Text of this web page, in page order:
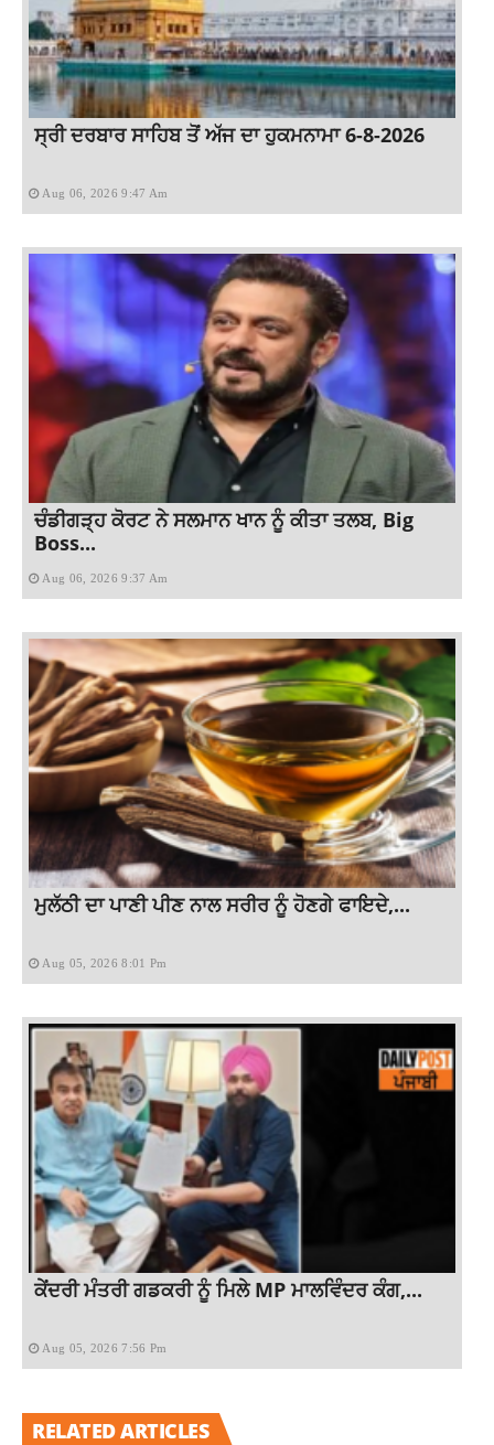
ਸ੍ਰੀ ਦਰਬਾਰ ਸਾਹਿਬ ਤੋਂ ਅੱਜ ਦਾ ਹੁਕਮਨਾਮਾ 6-8-2026
Aug 06, 2026 9:47 Am
ਚੰਡੀਗੜ੍ਹ ਕੋਰਟ ਨੇ ਸਲਮਾਨ ਖਾਨ ਨੂੰ ਕੀਤਾ ਤਲਬ, Big
Boss...
Aug 06, 2026 9:37 Am
ਮੁਲੱਠੀ ਦਾ ਪਾਣੀ ਪੀਣ ਨਾਲ ਸਰੀਰ ਨੂੰ ਹੋਣਗੇ ਫਾਇਦੇ,...
Aug 05, 2026 8:01 Pm
ਕੇਂਦਰੀ ਮੰਤਰੀ ਗਡਕਰੀ ਨੂੰ ਮਿਲੇ MP ਮਾਲਵਿੰਦਰ ਕੰਗ,...
Aug 05, 2026 7:56 Pm
RELATED ARTICLES